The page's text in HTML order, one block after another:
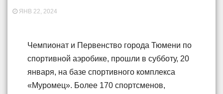
ЯНВ 22, 2024
Чемпионат и Первенство города Тюмени по
спортивной аэробике, прошли в субботу, 20
января, на базе спортивного комплекса
«Муромец». Более 170 спортсменов,